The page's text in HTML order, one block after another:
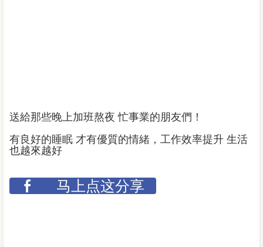
送給那些晚上加班熬夜 忙事業的朋友們！
有良好的睡眠 才有優質的情緒，工作效率提升 生活
也越來越好
马上点这分享